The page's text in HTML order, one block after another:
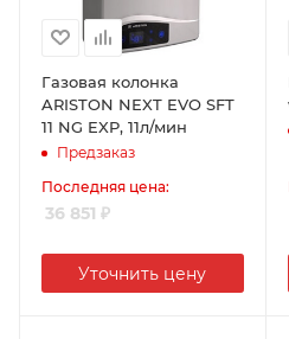
Газовая колонка
ARISTON NEXT EVO SFT
11 NG EXP, 11л/мин
Предзаказ
Последняя цена:
36 851 ₽
Уточнить цену